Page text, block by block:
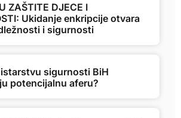
ZAŠTITE DJECE I
Ukidanje enkripcije otvara
i sigurnosti
sigurnosti BiH
potencijalnu aferu?